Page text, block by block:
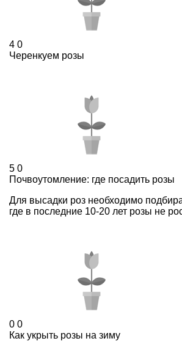
4 0
Черенкуем розы
5 0
Почвоутомление: где посадить розы
Для высадки роз необходимо
где в последние 10-20 лет розы не
0 0
Как укрыть розы на зиму